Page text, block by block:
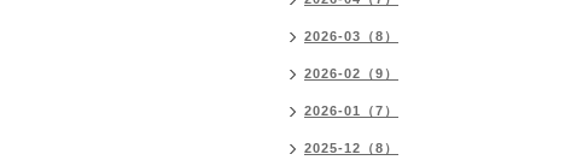
2026-03（8）
2026-02（9）
2026-01（7）
2025-12（8）